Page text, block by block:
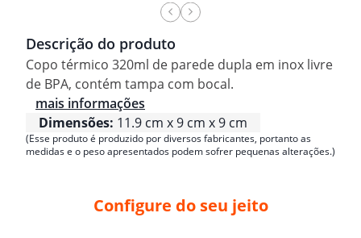
Descrição do produto
Copo térmico 320ml de parede dupla em inox livre
de BPA, contém tampa com bocal.
mais informações
Dimensões: 11.9 cm x 9 cm x 9 cm
(Esse produto é produzido por diversos fabricantes, portanto as
medidas e o peso apresentados podem sofrer pequenas alterações.)
Configure do seu jeito